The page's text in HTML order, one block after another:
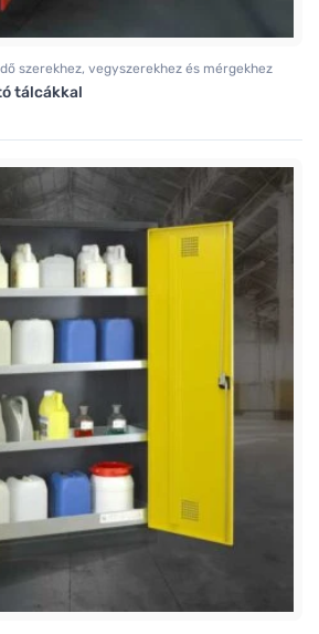
szerekhez, vegyszerekhez és mérgekhez
tálcákkal